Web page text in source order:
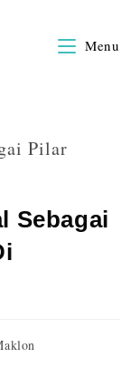
Menu
Sebagai